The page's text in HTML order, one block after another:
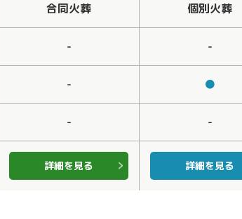
合同火葬 個別火葬
- -
- ●
- -
詳細を見る 詳細を見る